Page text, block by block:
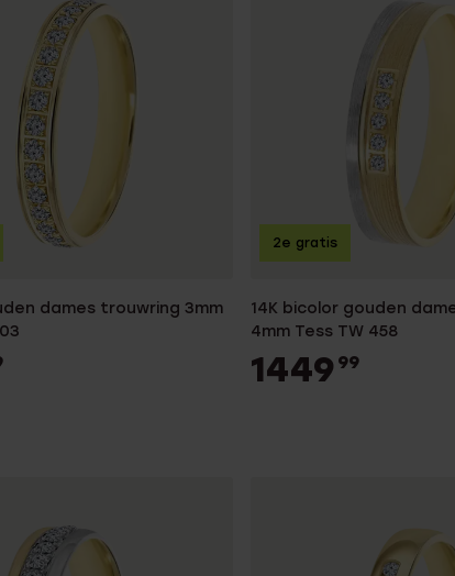
dames trouwring 3mm
14K bicolor gouden
4mm Tess TW 458
1449 99
2e gratis